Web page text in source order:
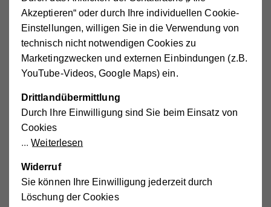
Vorname(laut Meldebestätigung)
Nachname(laut Meldebestätigung)
Titel
Akzeptieren“ oder durch Ihre individuellen Cookie-
Einstellungen, willigen Sie in die Verwendung von
technisch nicht notwendigen Cookies zu
Marketingzwecken und externen Einbindungen (z.B.
YouTube-Videos, Google Maps) ein.
Drittlandübermittlung
Durch Ihre Einwilligung sind Sie beim Einsatz von
Cookies
Weiterlesen
Widerruf
Sie können Ihre Einwilligung jederzeit durch
Löschung der Cookies